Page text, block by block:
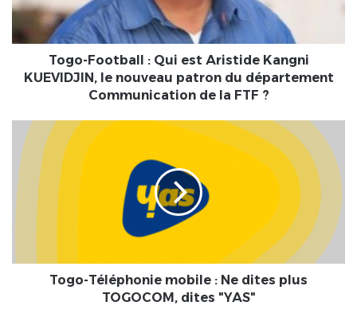
Kangni
KUEVIDJIN,
le
patron
Communication
Togo-Football : Qui est Aristide Kangni
KUEVIDJIN, le nouveau patron du département
Communication de la FTF ?
Togo-
Téléphonie
mobile
dites
Togo-Téléphonie mobile : Ne dites plus
TOGOCOM, dites "YAS"